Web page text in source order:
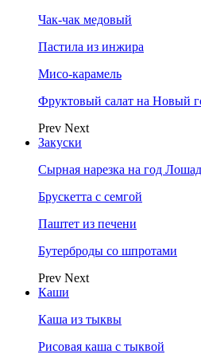
Чак-чак медовый
Пастила из инжира
Мисо-карамель
Фруктовый салат на Новый
Prev Next
Закуски
Сырная нарезка на год
Брускетта с семгой
Паштет из печени
Бутерброды со шпротами
Prev Next
Каши
Каша из тыквы
Рисовая каша с тыквой